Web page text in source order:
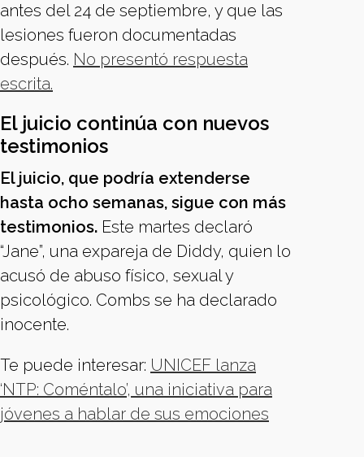
antes del 24 de septiembre, y que las
lesiones fueron documentadas
después. No presentó respuesta
escrita.
El juicio continúa con nuevos
testimonios
El juicio, que podría extenderse
hasta ocho semanas, sigue con más
testimonios. Este martes declaró
“Jane”, una expareja de Diddy, quien lo
acusó de abuso físico, sexual y
psicológico. Combs se ha declarado
inocente.
Te puede interesar: UNICEF lanza
‘NTP: Coméntalo’, una iniciativa para
jóvenes a hablar de sus emociones